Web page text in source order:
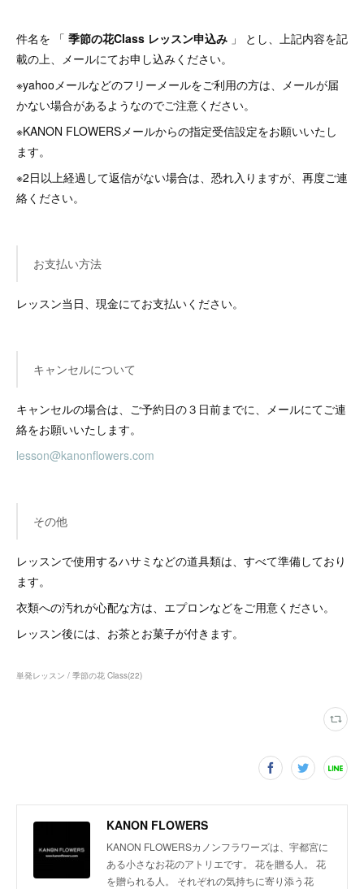
件名を 「 季節の花Class レッスン申込み 」 とし、上記内容を記
載の上、メールにてお申し込みください。
※yahooメールなどのフリーメールをご利用の方は、メールが届
かない場合があるようなのでご注意ください。
※KANON FLOWERSメールからの指定受信設定をお願いいたし
ます。
※2日以上経過して返信がない場合は、恐れ入りますが、再度ご連
絡ください。
お支払い方法
レッスン当日、現金にてお支払いください。
キャンセルについて
キャンセルの場合は、ご予約日の３日前までに、メールにてご連
絡をお願いいたします。
lesson@kanonflowers.com
その他
レッスンで使用するハサミなどの道具類は、すべて準備しており
ます。
衣類への汚れが心配な方は、エプロンなどをご用意ください。
レッスン後には、お茶とお菓子が付きます。
単発レッスン / 季節の花 Class(22)
KANON FLOWERS
KANON FLOWERSカノンフラワーズは、宇都宮に
ある小さなお花のアトリエです。 花を贈る人。 花
を贈られる人。 それぞれの気持ちに寄り添う花